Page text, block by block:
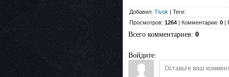
Добавил: Tivok | Теги:
Просмотров: 1264 | Комментарии: 0 |
Всего комментариев: 0
Войдите: